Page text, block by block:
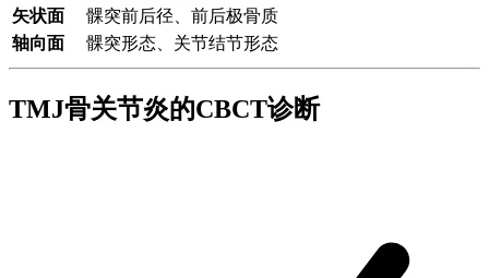
矢状面
髁突前后径、前后极骨质
轴向面
髁突形态、关节结节形态
TMJ骨关节炎的CBCT诊断